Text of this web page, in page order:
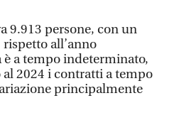
9.913 persone, con un
all’anno
è a tempo indeterminato,
2024 i contratti a tempo
principalmente